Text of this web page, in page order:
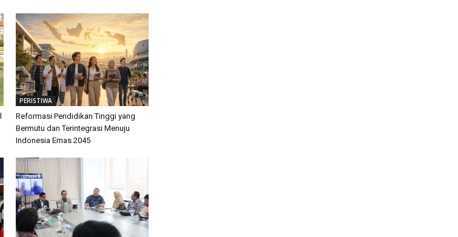
PERISTIWA
Reformasi Pendidikan Tinggi yang
Bermutu dan Terintegrasi Menuju
Indonesia Emas 2045